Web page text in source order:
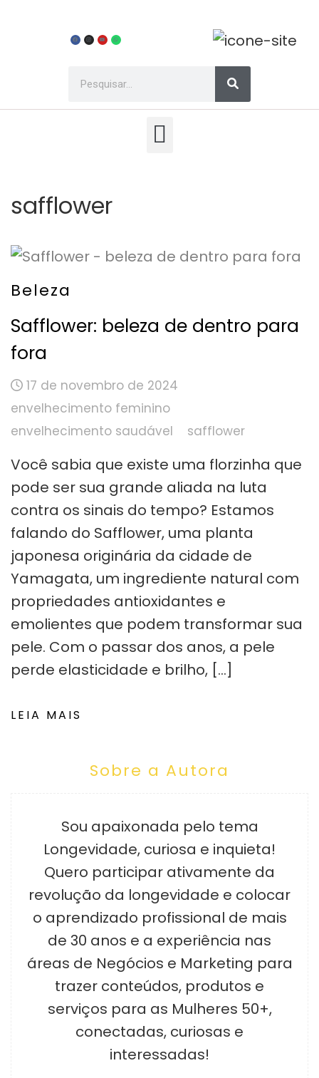
safflower
Beleza
Safflower: beleza de dentro para
fora
17 de novembro de 2024
envelhecimento feminino
envelhecimento saudável
safflower
Você sabia que existe uma florzinha que
pode ser sua grande aliada na luta
contra os sinais do tempo? Estamos
falando do Safflower, uma planta
japonesa originária da cidade de
Yamagata, um ingrediente natural com
propriedades antioxidantes e
emolientes que podem transformar sua
pele. Com o passar dos anos, a pele
perde elasticidade e brilho, […]
LEIA MAIS
Sobre a Autora
Sou apaixonada pelo tema
Longevidade, curiosa e inquieta!
Quero participar ativamente da
revolução da longevidade e colocar
o aprendizado profissional de mais
de 30 anos e a experiência nas
áreas de Negócios e Marketing para
trazer conteúdos, produtos e
serviços para as Mulheres 50+,
conectadas, curiosas e
interessadas!